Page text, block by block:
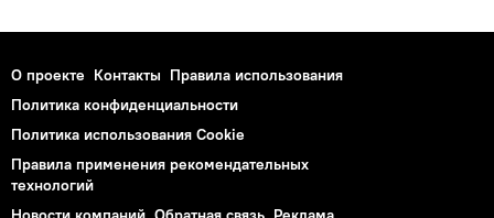
О проекте Контакты Правила использования
Политика конфиденциальности
Политика использования Cookie
Правила применения рекомендательных
технологий